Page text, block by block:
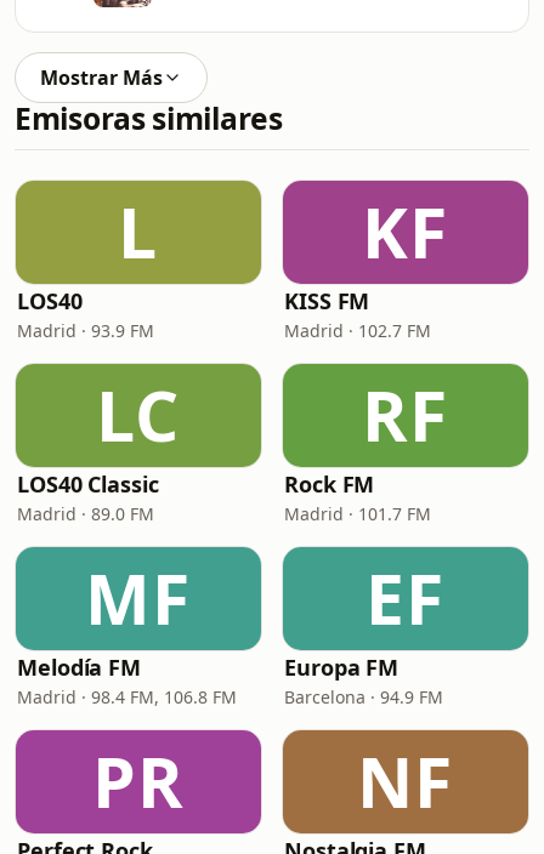
Mostrar Más
Emisoras similares
L
LOS40
Madrid · 93.9 FM
KF
KISS FM
Madrid · 102.7 FM
LC
LOS40 Classic
Madrid · 89.0 FM
RF
Rock FM
Madrid · 101.7 FM
MF
Melodía FM
Madrid · 98.4 FM, 106.8 FM
EF
Europa FM
Barcelona · 94.9 FM
PR NF